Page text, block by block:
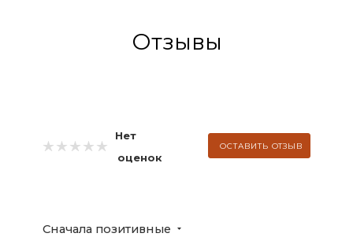
Отзывы
Нет
оценок
ОСТАВИТЬ ОТЗЫВ
Сначала позитивные